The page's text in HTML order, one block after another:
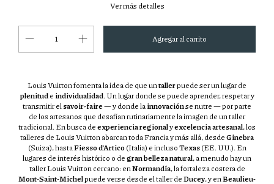
Ver más detalles
Louis Vuitton fomenta la idea de que untallerpuede ser un lugar de
plenitude individualidad. Un lugar donde se puede aprender, respetar y
transmitir elsavoir-faire— y donde lainnovaciónse nutre — por parte
de los artesanos que desafían rutinariamente la imagen de un taller
tradicional. En busca deexperiencia regionalyexcelencia artesanal, los
talleres de Louis Vuitton abarcan toda Francia y más allá, desdeGinebra
(Suiza), hastaFiesso d’Artico(Italia) e inclusoTexas(EE. UU.). En
lugares de interés histórico o degran belleza natural, a menudo hay un
taller Louis Vuitton cercano: enNormandía, la fortaleza costera de
Mont-Saint-Michelpuede verse desde el taller deDucey, y enBeaulieu-